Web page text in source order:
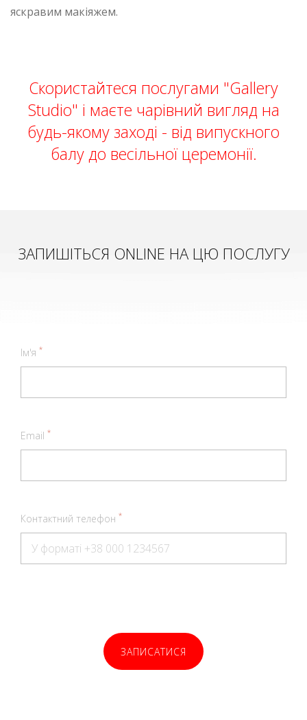
яскравим макіяжем.
Скористайтеся послугами "Gallery
Studio" і маєте чарівний вигляд на
будь-якому заході - від випускного
балу до весільної церемонії.
ЗАПИШІТЬСЯ ONLINE НА ЦЮ ПОСЛУГУ
Ім'я *
Email *
Контактний телефон *
ЗАПИСАТИСЯ